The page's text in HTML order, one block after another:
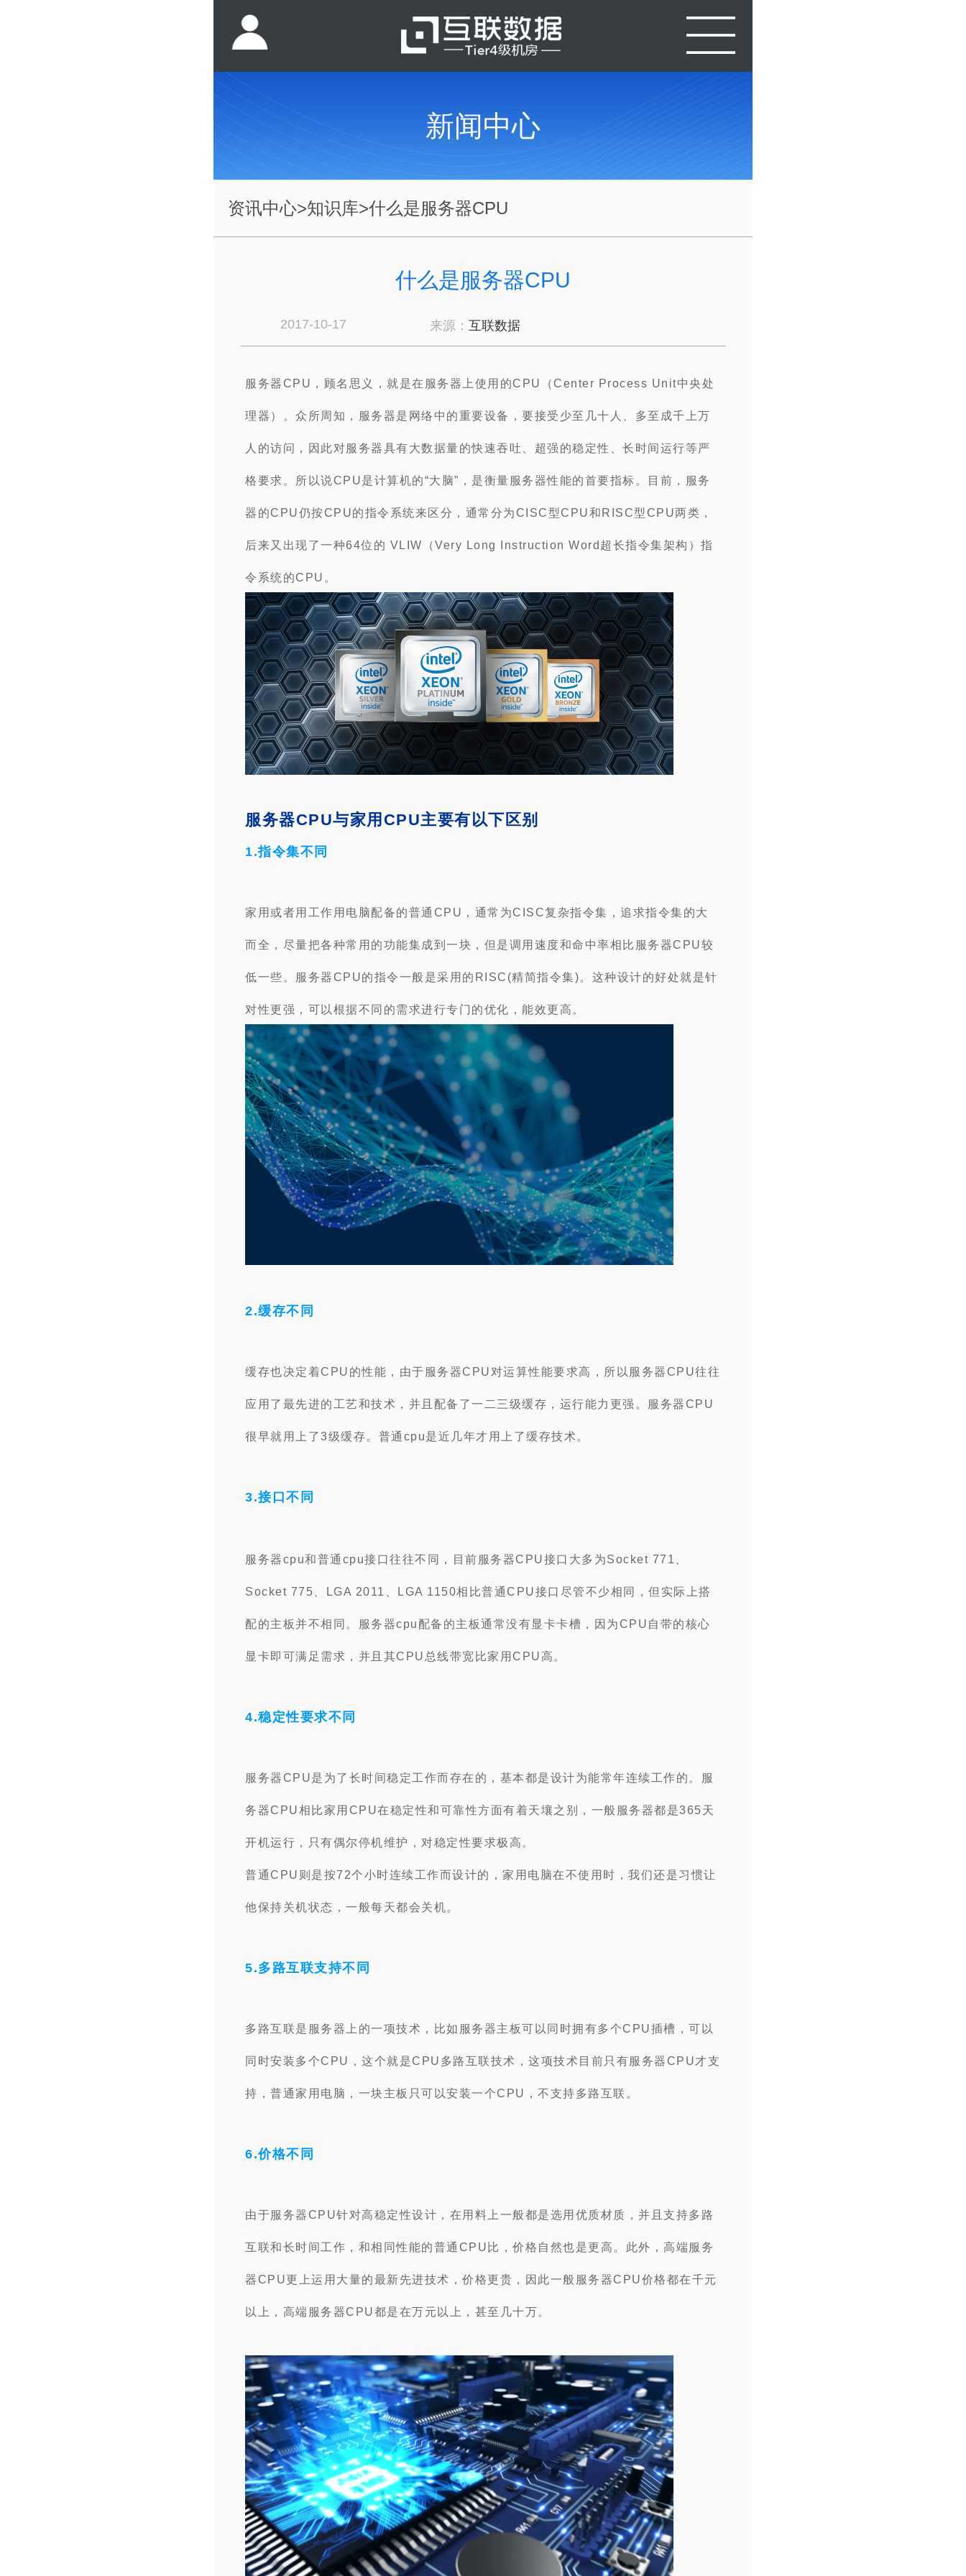
新闻中心
资讯中心>知识库>什么是服务器CPU
什么是服务器CPU
2017-10-17 来源： 互联数据
服务器CPU，顾名思义，就是在服务器上使用的CPU（Center Process Unit中央处
理器）。众所周知，服务器是网络中的重要设备，要接受少至几十人、多至成千上万
人的访问，因此对服务器具有大数据量的快速吞吐、超强的稳定性、长时间运行等严
格要求。所以说CPU是计算机的“大脑”，是衡量服务器性能的首要指标。目前，服务
器的CPU仍按CPU的指令系统来区分，通常分为CISC型CPU和RISC型CPU两类，
后来又出现了一种64位的 VLIW（Very Long Instruction Word超长指令集架构）指
令系统的CPU。
服务器CPU与家用CPU主要有以下区别
1.指令集不同
家用或者用工作用电脑配备的普通CPU，通常为CISC复杂指令集，追求指令集的大
而全，尽量把各种常用的功能集成到一块，但是调用速度和命中率相比服务器CPU较
低一些。服务器CPU的指令一般是采用的RISC(精简指令集)。这种设计的好处就是针
对性更强，可以根据不同的需求进行专门的优化，能效更高。
2.缓存不同
缓存也决定着CPU的性能，由于服务器CPU对运算性能要求高，所以服务器CPU往往
应用了最先进的工艺和技术，并且配备了一二三级缓存，运行能力更强。服务器CPU
很早就用上了3级缓存。普通cpu是近几年才用上了缓存技术。
3.接口不同
服务器cpu和普通cpu接口往往不同，目前服务器CPU接口大多为Socket 771、
Socket 775、LGA 2011、LGA 1150相比普通CPU接口尽管不少相同，但实际上搭
配的主板并不相同。服务器cpu配备的主板通常没有显卡卡槽，因为CPU自带的核心
显卡即可满足需求，并且其CPU总线带宽比家用CPU高。
4.稳定性要求不同
服务器CPU是为了长时间稳定工作而存在的，基本都是设计为能常年连续工作的。服
务器CPU相比家用CPU在稳定性和可靠性方面有着天壤之别，一般服务器都是365天
开机运行，只有偶尔停机维护，对稳定性要求极高。
普通CPU则是按72个小时连续工作而设计的，家用电脑在不使用时，我们还是习惯让
他保持关机状态，一般每天都会关机。
5.多路互联支持不同
多路互联是服务器上的一项技术，比如服务器主板可以同时拥有多个CPU插槽，可以
同时安装多个CPU，这个就是CPU多路互联技术，这项技术目前只有服务器CPU才支
持，普通家用电脑，一块主板只可以安装一个CPU，不支持多路互联。
6.价格不同
由于服务器CPU针对高稳定性设计，在用料上一般都是选用优质材质，并且支持多路
互联和长时间工作，和相同性能的普通CPU比，价格自然也是更高。此外，高端服务
器CPU更上运用大量的最新先进技术，价格更贵，因此一般服务器CPU价格都在千元
以上，高端服务器CPU都是在万元以上，甚至几十万。